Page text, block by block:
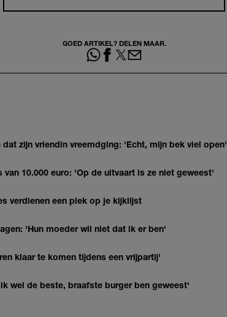
GOED ARTIKEL? DELEN MAAR.
zijn vriendin vreemdging: 'Echt, mijn bek viel open'
10.000 euro: 'Op de uitvaart is ze niet geweest'
verdienen een plek op je kijklijst
'Hun moeder wil niet dat ik er ben'
klaar te komen tijdens een vrijpartij'
wel de beste, braafste burger ben geweest'